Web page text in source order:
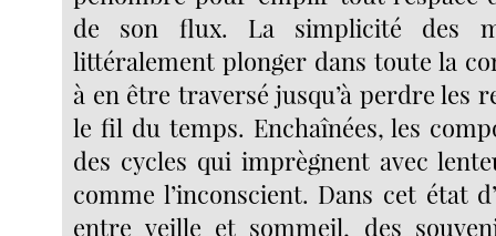
de son flux. La simplicité des
littéralement plonger dans toute la
à en être traversé jusqu’à perdre les
le fil du temps. Enchaînées, les
des cycles qui imprègnent avec
comme l’inconscient. Dans cet état
entre veille et sommeil, des